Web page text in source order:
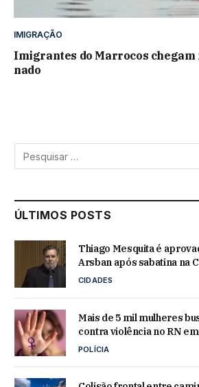
IMIGRAÇÃO
Imigrantes do Marrocos chegam
nado
ÚLTIMOS POSTS
Thiago Mesquita é
Arsban após sabatina na
CIDADES
Mais de 5 mil mulheres
contra violência no RN em
POLÍCIA